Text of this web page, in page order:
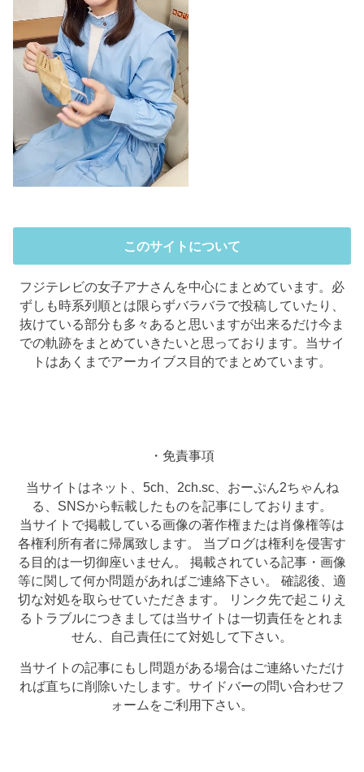
このサイトについて
フジテレビの女子アナさんを中心にまとめています。必
ずしも時系列順とは限らずバラバラで投稿していたり、
抜けている部分も多々あると思いますが出来るだけ今ま
での軌跡をまとめていきたいと思っております。当サイ
トはあくまでアーカイブス目的でまとめています。
・免責事項
当サイトはネット、5ch、2ch.sc、おーぷん2ちゃんね
る、SNSから転載したものを記事にしております。
当サイトで掲載している画像の著作権または肖像権等は
各権利所有者に帰属致します。 当ブログは権利を侵害す
る目的は一切御座いません。 掲載されている記事・画像
等に関して何か問題があればご連絡下さい。 確認後、適
切な対処を取らせていただきます。 リンク先で起こりえ
るトラブルにつきましては当サイトは一切責任をとれま
せん、自己責任にて対処して下さい。
当サイトの記事にもし問題がある場合はご連絡いただけ
れば直ちに削除いたします。サイドバーの問い合わせフ
ォームをご利用下さい。